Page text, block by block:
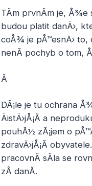
TÃ­m prvnÃ­m je, Å¾e
budou platit danÄ›,
coÅ¾ je pÅ™esnÄ› to,
nenÃ­ pochyb o tom,
Â
DÃ¡le je tu ochrana
ÄistÄ›jÅ¡Ã­ a
pouhÃ½ zÃ¡jem o
zdravÄ›jÅ¡Ã­
pracovnÃ­ sÃ­la se
zÂ danÃ­.